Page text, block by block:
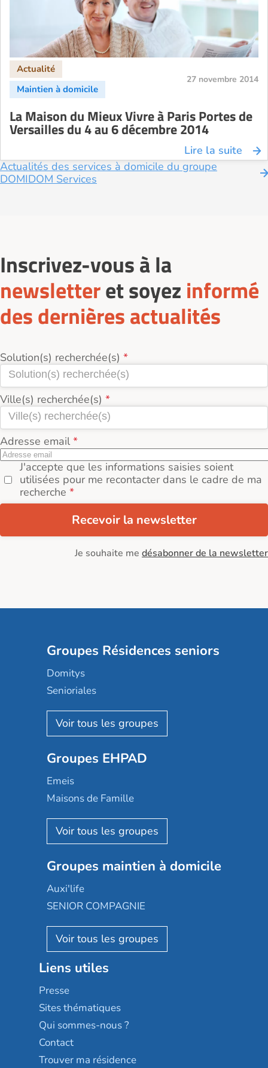
27 novembre 2014
La Maison du Mieux Vivre à Paris Portes de
Versailles du 4 au 6 décembre 2014
Lire la suite
Actualités des services à domicile du groupe
DOMIDOM Services
Inscrivez-vous à la
newsletteret soyez informé
des dernières actualités
Solution(s) recherchée(s)
Ville(s) recherchée(s)
Adresse email
J'accepte que les informations saisies soient
utilisées pour me recontacter dans le cadre de ma
recherche
Recevoir la newsletter
Je souhaite me désabonner de la newsletter
Groupes Résidences seniors
Domitys
Senioriales
Nohée
Les Résidentiels
Mobicap
Domusvi
Happy Senior
Aquarelia
Nexity edenea
Les jardins d'Arcadie
Occitalia
Appartseniors
Reseda
Stella management
Les villages d'or
Sérénys
Résidences services Villa Médicis
Groupes EHPAD
Emeis
Maisons de Famille
Korian
Emera
Groupe SOS
Le Noble Âge
Almage
Résidalya
Groupe aplus
Groupes maintien à domicile
Auxi'life
SENIOR COMPAGNIE
AGE D'OR Services
Liens utiles
Presse
Sites thématiques
Qui sommes-nous ?
Contact
Trouver ma résidence